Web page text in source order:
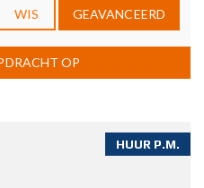
WIS GEAVANCEERD
OP
HUUR P.M.